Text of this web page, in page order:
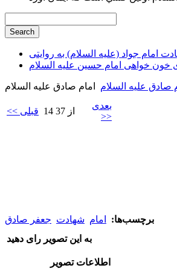
امام جواد (علیه السلام) به روایتی
خون خواهی امام حسین علیه السلام
صادق علیه السلام امام صادق علیه السلام
<< قبلی 14 از 37
بعدی
>>
برچسب‌ها:
امام شهادت جعفر صادق